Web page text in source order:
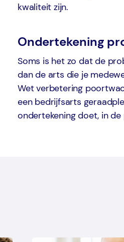
kwaliteit zijn.
Ondertekening
Soms is het zo dat de
dan de arts die je
Wet verbetering
een bedrijfsarts
ondertekening doet, in